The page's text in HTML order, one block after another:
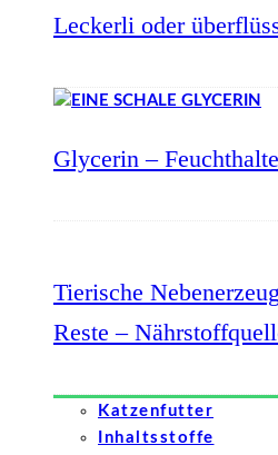
Leckerli oder
Glycerin –
Tierische
Reste –
Katzenfutter
Inhaltsstoffe